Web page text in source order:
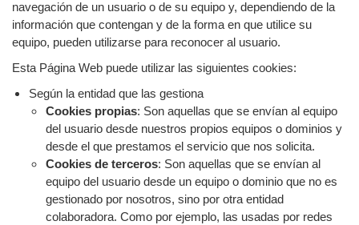
navegación de un usuario o de su equipo y, dependiendo de la
información que contengan y de la forma en que utilice su
equipo, pueden utilizarse para reconocer al usuario.
Esta Página Web puede utilizar las siguientes cookies:
Según la entidad que las gestiona
Cookies propias: Son aquellas que se envían al equipo
del usuario desde nuestros propios equipos o dominios y
desde el que prestamos el servicio que nos solicita.
Cookies de terceros: Son aquellas que se envían al
equipo del usuario desde un equipo o dominio que no es
gestionado por nosotros, sino por otra entidad
colaboradora. Como por ejemplo, las usadas por redes